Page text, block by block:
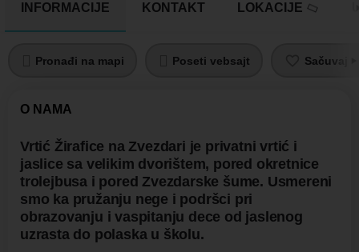
INFORMACIJE KONTAKT LOKACIJE
Pronađi na mapi Poseti vebsajt Sačuvaj
O NAMA
Vrtić Žirafice na Zvezdari je privatni vrtić i
jaslice sa velikim dvorištem, pored okretnice
trolejbusa i pored Zvezdarske šume. Usmereni
smo ka pružanju nege i podršci pri
obrazovanju i vaspitanju dece od jaslenog
uzrasta do polaska u školu.